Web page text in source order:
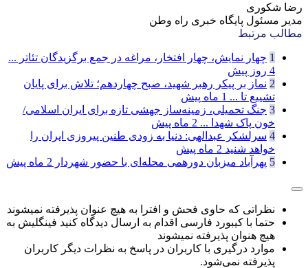
رضا شکوری
مدیر مسئول پایگاه خبری راه وطن
مطالب مرتبط
1 چهار نمایش، چهار افتخار، مراغه در جمع برگزیدگان تئاتر ...
4 روز پیش
2 نماز بر پیکر رهبر شهید، صبح چهاردهم؛ تلاش برای پایان
تشییع تا ... 1 ماه پیش
3 جنگ تحمیلی، زمینه‌ساز جهشی تازه برای ایران اسلامی/
خون پاک شهدا ... 2 ماه پیش
4 سرلشکر عبدالهی: دنیا به زودی طنین پیروزی ایران را
خواهد شنید 2 ماه پیش
5 پهرآباد میزبان دورهمی محله‌ای با حضور شهردار 2 ماه پیش
نظراتی که حاوی فحش و افترا به هیچ عنوان پذیرفته نمیشوند
حتما با کیبورد فارسی اقدام به ارسال دیدگاه کنید فینگلیش به
هیچ هنوان پذیرفته نمیشوند
موارد درگیری با کاربران در پاسخ به نظرات دیگر کاربران
پذیرفته نمی‌شود.